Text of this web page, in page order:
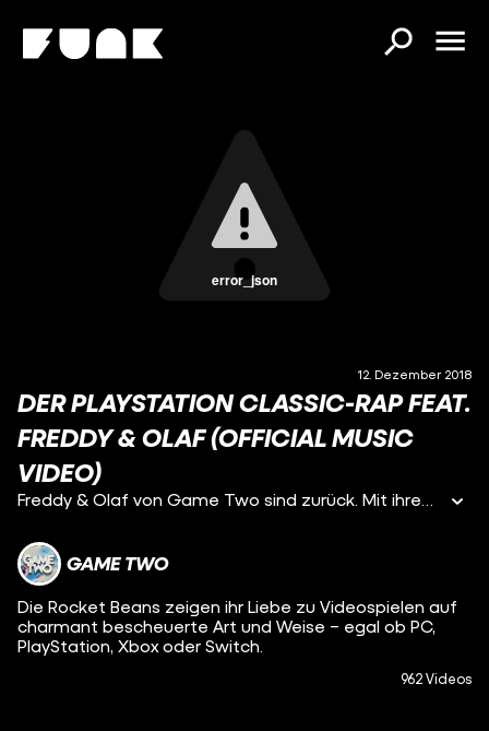
error_json
12. Dezember 2018
DER PLAYSTATION CLASSIC-RAP FEAT.
FREDDY & OLAF (OFFICIAL MUSIC
VIDEO)
Freddy & Olaf von Game Two sind zurück. Mit ihrem neuesten Hit zur PlayStation Classic. Retro-Konsolen sind der Hit, das hat nicht erst das SNES Classic Mini bewiesen. Sony zieht nun nach, hat sich nach einhelliger Meinung aber deutlich weniger Mühe bei der Auswahl der Games und dem Innenleben der Konsole gegeben. Ein paar Klassiker wie Metal Gear Solid, Final Fantasy 7 oder GTA sind aber dennoch vertreten. Grund genug also die Konsole gebührend zu besingen. Enjoy!
GAME TWO
Die Rocket Beans zeigen ihr Liebe zu Videospielen auf
charmant bescheuerte Art und Weise – egal ob PC,
PlayStation, Xbox oder Switch.
962 Videos